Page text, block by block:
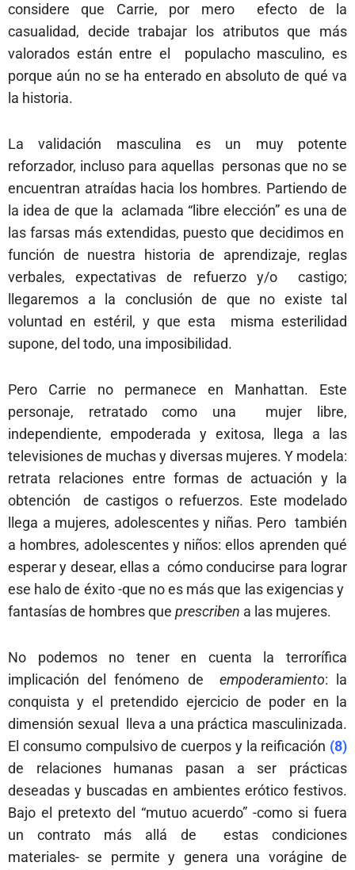
considere que Carrie, por mero efecto de la
casualidad, decide trabajar los atributos que más
valorados están entre el populacho masculino, es
porque aún no se ha enterado en absoluto de qué va
la historia.
La validación masculina es un muy potente
reforzador, incluso para aquellas personas que no se
encuentran atraídas hacia los hombres. Partiendo de
la idea de que la aclamada “libre elección” es una de
las farsas más extendidas, puesto que decidimos en
función de nuestra historia de aprendizaje, reglas
verbales, expectativas de refuerzo y/o castigo;
llegaremos a la conclusión de que no existe tal
voluntad en estéril, y que esta misma esterilidad
supone, del todo, una imposibilidad.
Pero Carrie no permanece en Manhattan. Este
personaje, retratado como una mujer libre,
independiente, empoderada y exitosa, llega a las
televisiones de muchas ydiversas mujeres. Y modela:
retrata relaciones entre formas de actuación y la
obtención de castigos o refuerzos. Este modelado
llega a mujeres, adolescentes y niñas. Pero también
a hombres, adolescentes y niños: ellos aprenden qué
esperar y desear, ellas a cómo conducirse para lograr
ese halo de éxito -que no es más que las exigencias y
fantasías de hombres que prescriben a las mujeres.
No podemos no tener en cuenta la terrorífica
implicación del fenómeno de empoderamiento: la
conquista y el pretendido ejercicio de poder en la
dimensión sexual lleva a una práctica masculinizada.
El consumo compulsivo de cuerpos y la reificación (8)
de relaciones humanas pasan a ser prácticas
deseadas y buscadas en ambientes erótico festivos.
Bajo el pretexto del “mutuo acuerdo” -como si fuera
un contrato más allá de estas condiciones
materiales- se permite y genera una vorágine de